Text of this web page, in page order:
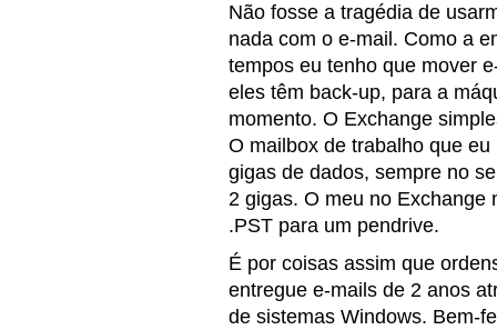
Não fosse a tragédia de
nada com o e-mail. Como a
tempos eu tenho que mover
eles têm back-up, para a
momento. O Exchange
O mailbox de trabalho que
gigas de dados, sempre no
2 gigas. O meu no Exchange
.PST para um pendrive.
É por coisas assim que
entregue e-mails de 2 anos
de sistemas Windows. Bem-